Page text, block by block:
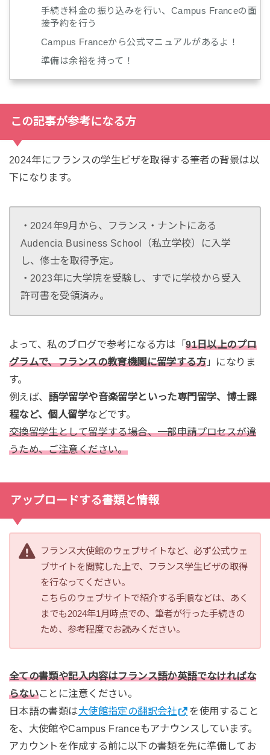
手続き料金の振り込みを行い、Campus Franceの面
接予約を行う
Campus Franceから公式マニュアルがあるよ！
準備は余裕を持って！
この記事が参考になる方
2024年にフランスの学生ビザを取得する筆者の背景は以
下になります。
・2024年9月から、フランス・ナントにある
Audencia Business School（私立学校）に入学
し、修士を取得予定。
・2023年に大学院を受験し、すでに学校から受入
許可書を受領済み。
よって、私のブログで参考になる方は「91日以上のプロ
グラムで、フランスの教育機関に留学する方」になりま
す。
例えば、 語学留学や音楽留学といった専門留学、博士課
程など、個人留学などです。
交換留学生として留学する場合、一部申請プロセスが違
うため、ご注意ください。
アップロードする書類と情報
フランス大使館のウェブサイトなど、必ず公式ウェ
ブサイトを閲覧した上で、フランス学生ビザの取得
を行なってください。
こちらのウェブサイトで紹介する手順などは、あく
までも2024年1月時点での、筆者が行った手続きの
ため、参考程度でお読みください。
全ての書類や記入内容はフランス語か英語でなければな
らないことに注意ください。
日本語の書類は大使館指定の翻訳会社
を使用すること
を、大使館やCampus Franceもアナウンスしています。
アカウントを作成する前に以下の書類を先に準備してお